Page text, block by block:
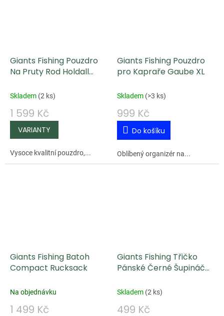
Giants Fishing Pouzdro
Na Pruty Rod Holdall
Skladem (2 ks)
1 599 Kč
Vysoce kvalitní pouzdro,...
Giants Fishing Pouzdro
pro Kapraře Gaube XL
Skladem (>3 ks)
999 Kč
Do košíku
Oblíbený organizér na...
Giants Fishing Batoh
Compact Rucksack
Na objednávku
1 499 Kč
Giants Fishing Třičko
Pánské Černé Šupináč
Skladem (2 ks)
499 Kč